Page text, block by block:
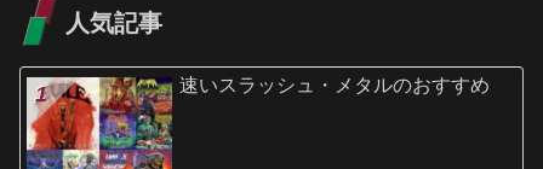
人気記事
速いスラッシュ・メタルのおすすめ